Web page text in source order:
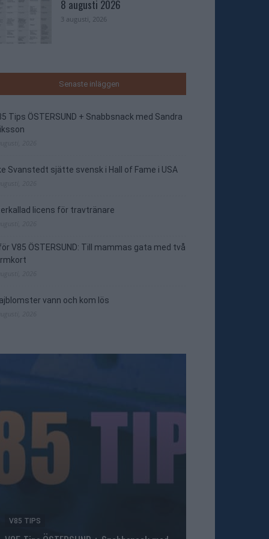
8 augusti 2026
3 augusti, 2026
Senaste inläggen
Tips ÖSTERSUND + Snabbsnack med Sandra
Svanstedt sjätte svensk i Hall of Fame i USA
licens för travtränare
V85 ÖSTERSUND: Till mammas gata med två
vann och kom lös
V85 TIPS